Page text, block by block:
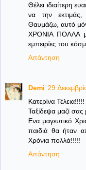
Θέλει ιδιαίτερη
να την
Θαυμάζω, αυτό
ΧΡΟΝΙΑ ΠΟΛΛΑ με
εμπειρίες του
Απάντηση
Demi 29
Κατερίνα Τέλεια!!!!!
Ταξίδεψα μαζί
Ενα μαγευτικό
παιδιά θα ήταν
Χρόνια πολλά!!!!!
Απάντηση